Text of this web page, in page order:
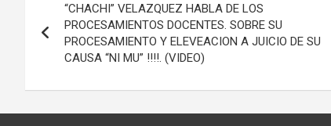
de
entradas
“CHACHI” VELAZQUEZ HABLA DE LOS
PROCESAMIENTOS DOCENTES. SOBRE SU
PROCESAMIENTO Y ELEVEACION A JUICIO DE SU
CAUSA “NI MU” !!!!. (VIDEO)